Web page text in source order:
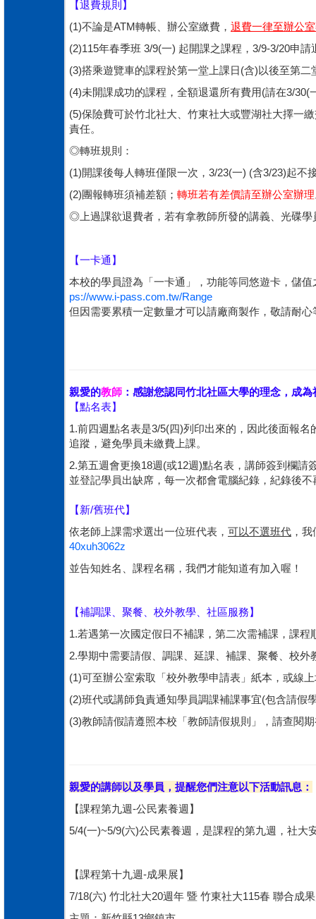
【退費規則】
(1)不論是ATM轉帳、辦公室繳費， 退費一律至辦公
(2)115年春季班 3/9(一) 起開課之課程，3/9-3/20申
(3)搭乘遊覽車的課程於第一堂上課日(含)以後至第
(4)未開課成功的課程，全額退還所有費用(請在3/30(
(5)保險費可於竹北社大、竹東社大或豐湖社大擇一
責任。
◎轉班規則：
(1)開課後每人轉班僅限一次，3/23(一) (含3/23)起
(2)團報轉班須補差額； 轉班若有差價請至辦公室辦理
◎上過課欲退費者，若有拿教師所發的講義、光碟
【一卡通】
本校的學員證為「一卡通」，功能等同悠遊卡，儲
ps://www.i-pass.com.tw/Range
但因需要累積一定數量才可以請廠商製作，敬請耐
親愛的教師 ：感謝您認同竹北社區大學的理念，成
【點名表】
1.前四週點名表是3/5(四)列印出來的，因此後面報
追蹤，避免學員未繳費上課。
2.第五週會更換18週(或12週)點名表，講師簽到欄
並登記學員出缺席，每一次都會電腦紀錄，紀錄後不
【新/舊班代】
依老師上課需求選出一位班代表， 可以不選班代 ，
40xuh3062z
並告知姓名、課程名稱，我們才能知道有加入喔！
【補調課、聚餐、校外教學、社區服務】
1.若遇第一次國定假日不補課，第二次需補課，課
2.學期中需要請假、調課、延課、補課、聚餐、校
(1)可至辦公室索取「校外教學申請表」紙本，或線
(2)班代或講師負責通知學員調課補課事宜(包含請假
(3)教師請假請遵照本校「教師請假規則」，請查閱
親愛的講師以及學員，提醒您們注意以下活動訊息：
【課程第九週-公民素養週】
5/4(一)~5/9(六)公民素養週，是課程的第九週，社
【課程第十九週-成果展】
7/18(六) 竹北社大20週年 暨 竹東社大115春 聯合成